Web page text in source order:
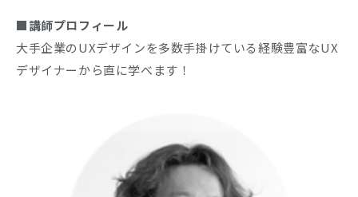
■講師プロフィール
大手企業のUXデザインを多数手掛けている経験豊富なUX
デザイナーから直に学べます！